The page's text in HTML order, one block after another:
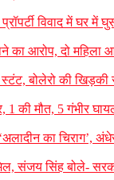
विवाद में घर में
आरोप, दो महिला
बोलेरो की खिड़की
1 की मौत, 5 गंभीर
का चिराग’,
संजय सिंह बोले-